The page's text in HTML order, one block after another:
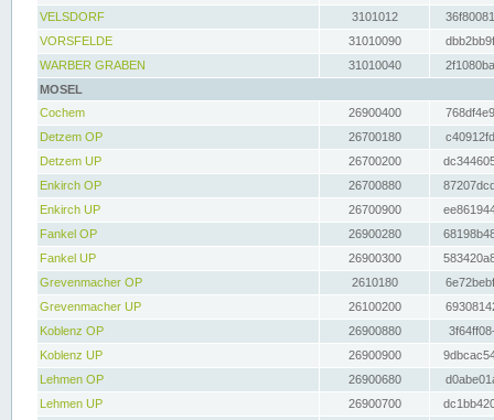
VELSDORF
3101012
VORSFELDE
31010090
WARBER GRABEN
31010040
MOSEL
Cochem
26900400
Detzem OP
26700180
Detzem UP
26700200
Enkirch OP
26700880
Enkirch UP
26700900
Fankel OP
26900280
Fankel UP
26900300
Grevenmacher OP
2610180
Grevenmacher UP
26100200
Koblenz OP
26900880
Koblenz UP
26900900
Lehmen OP
26900680
Lehmen UP
26900700